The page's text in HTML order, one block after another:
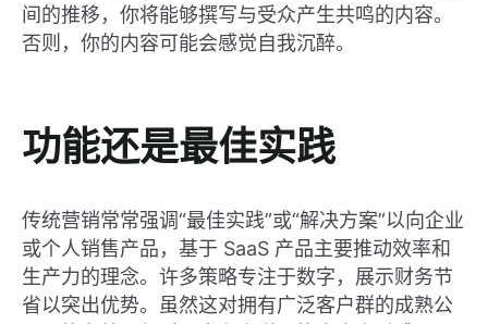
间的推移，你将能够撰写与受众产生共鸣的内容。
否则，你的内容可能会感觉自我沉醉。
功能还是最佳实践
传统营销常常强调“最佳实践”或“解决方案”以向企业
或个人销售产品，基于 SaaS 产品主要推动效率和
生产力的理念。许多策略专注于数字，展示财务节
省以突出优势。虽然这对拥有广泛客户群的成熟公